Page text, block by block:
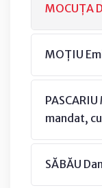
MOCUȚA
MOȚIU
mandat,
SĂBĂU